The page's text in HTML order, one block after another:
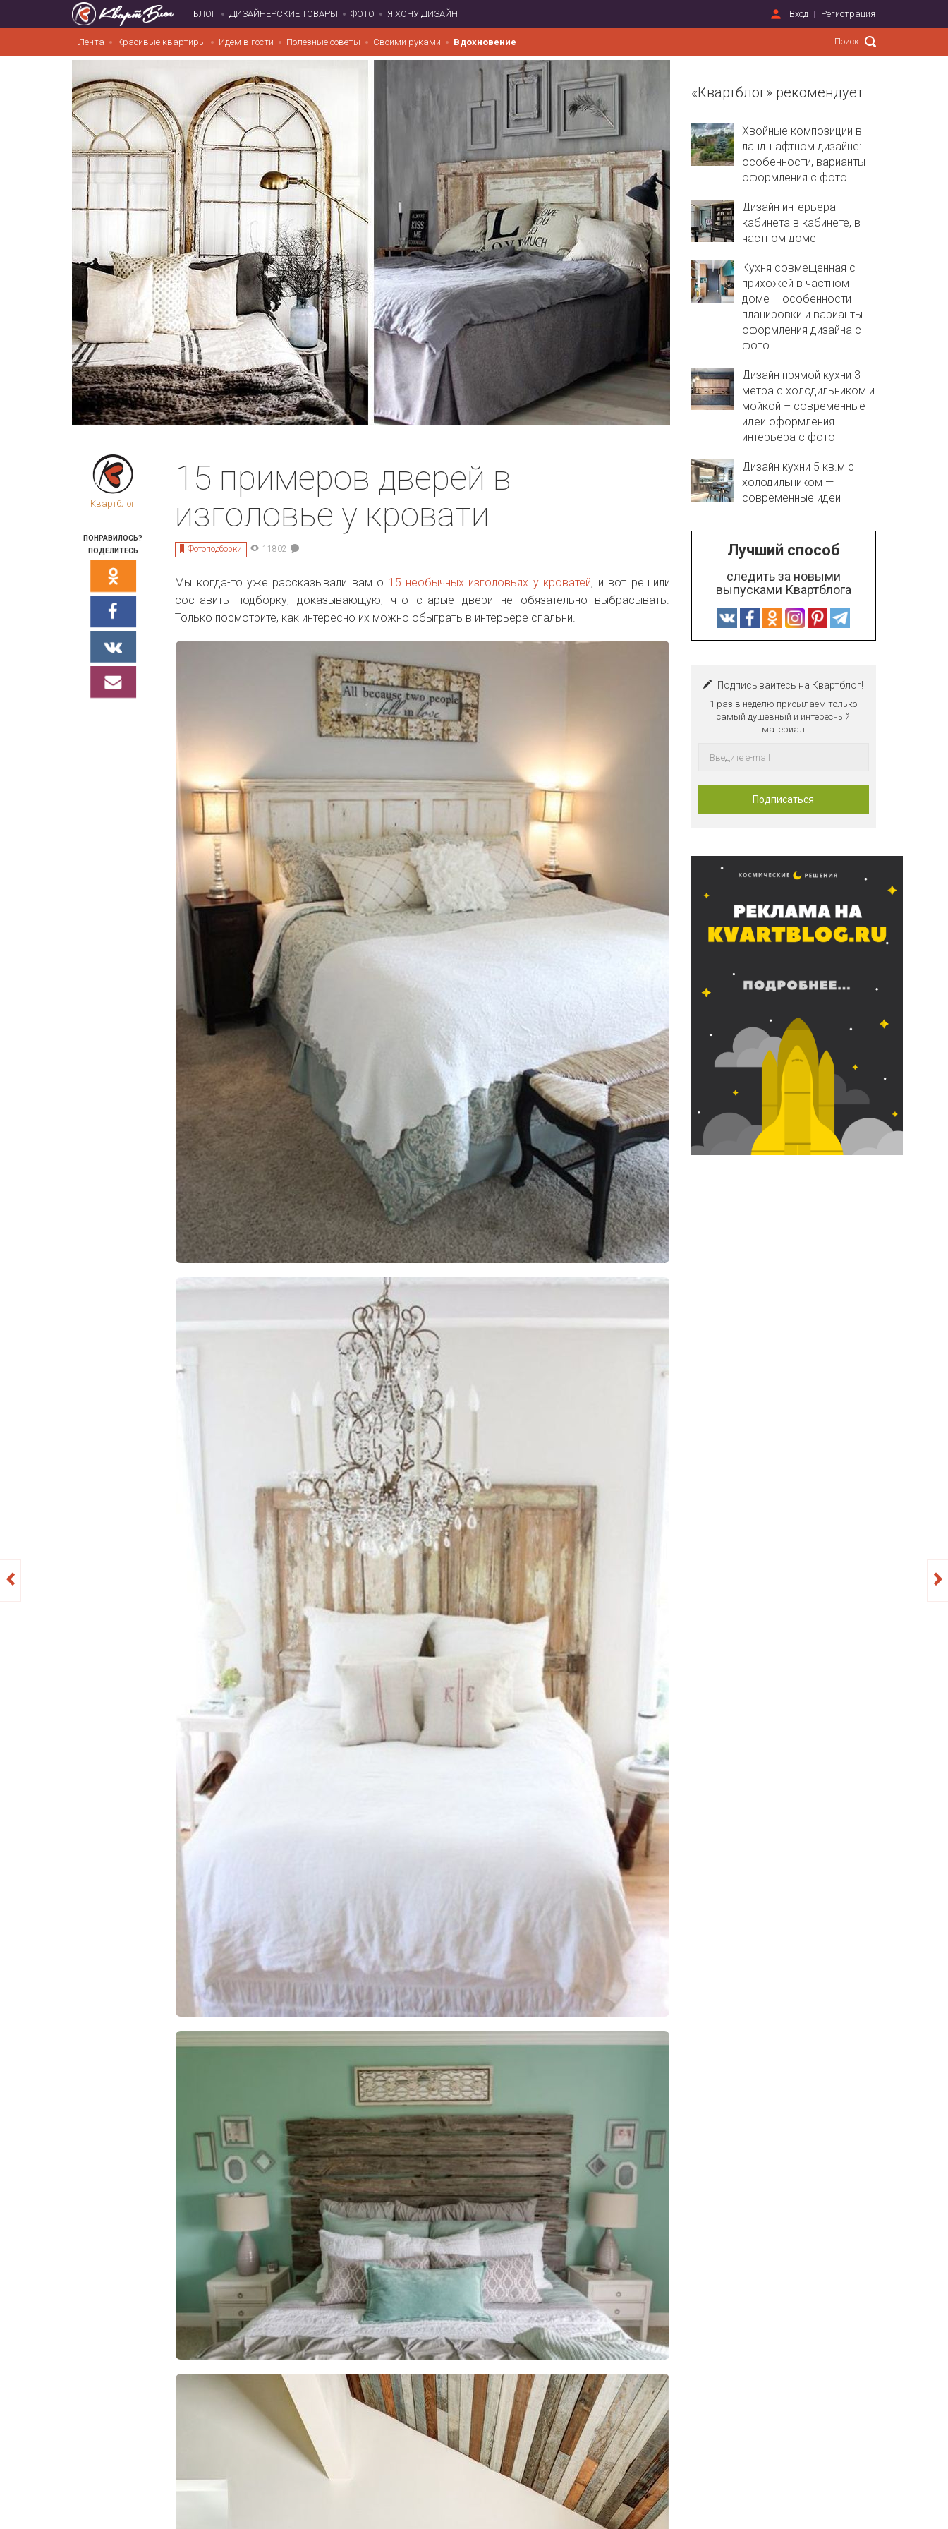
БЛОГ ДИЗАЙНЕРСКИЕ ТОВАРЫ ФОТО Я ХОЧУ ДИЗАЙН Вход Регистрация
Лента Красивые квартиры Идем в гости Полезные советы Своими руками Вдохновение
Квартблог
ПОНРАВИЛОСЬ?
ПОДЕЛИТЕСЬ
15 примеров дверей в
изголовье у кровати
Фотоподборки 11802
Мы когда-то уже рассказывали вам о 15 необычных изголовьях у кроватей, и вот решили
составить подборку, доказывающую, что старые двери не обязательно выбрасывать.
Только посмотрите, как интересно их можно обыграть в интерьере спальни.
«Квартблог» рекомендует
Хвойные композиции в
ландшафтном дизайне:
особенности, варианты
оформления с фото
Дизайн интерьера
кабинета в кабинете, в
частном доме
Кухня совмещенная с
прихожей в частном
доме – особенности
планировки и варианты
оформления дизайна с
фото
Дизайн прямой кухни 3
метра с холодильником и
мойкой – современные
идеи оформления
интерьера с фото
Дизайн кухни 5 кв.м с
холодильником —
современные идеи
Лучший способ
следить за новыми
выпусками Квартблога
Подписывайтесь на Квартблог!
1 раз в неделю присылаем только
самый душевный и интересный
материал